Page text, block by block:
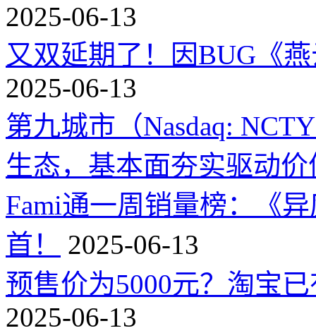
2025-06-13
又双延期了！因BUG《
2025-06-13
第九城市（Nasdaq:
生态，基本面夯实驱动价
Fami通一周销量榜：《
首！
2025-06-13
预售价为5000元？淘宝
2025-06-13